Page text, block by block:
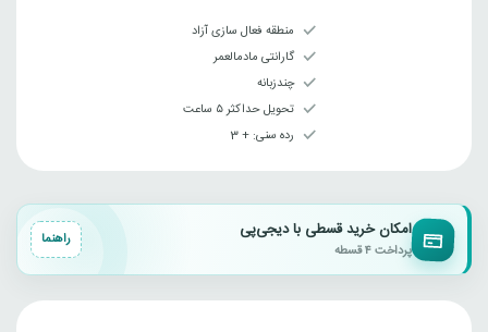
منطقه فعال سازی آزاد
گارانتی مادمالعمر
چندزبانه
تحویل حداکثر ۵ ساعت
رده سنی‌: + 3
امکان خرید قسطی با دیجی‌پی
پرداخت ۴ قسطه
راهنما